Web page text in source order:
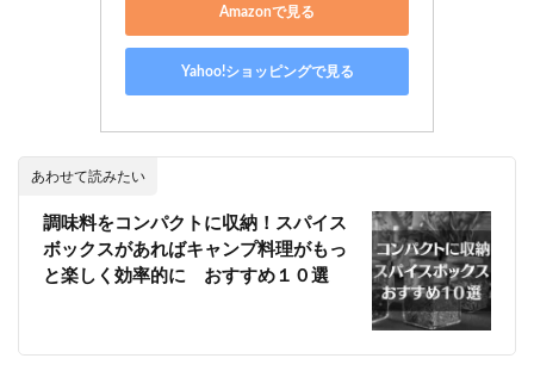
Amazonで見る
Yahoo!ショッピングで見る
あわせて読みたい
調味料をコンパクトに収納！スパイス
ボックスがあればキャンプ料理がもっ
と楽しく効率的に おすすめ１０選